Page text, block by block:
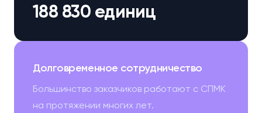
188 830 единиц
Долговременное сотрудничество
Большинство заказчиков работают с СПМК
на протяжении многих лет.